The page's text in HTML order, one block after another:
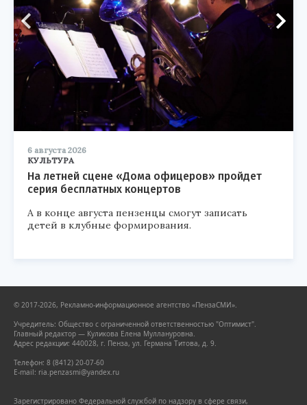
6 августа 2026
КУЛЬТУРА
На летней сцене «Дома офицеров» пройдет
серия бесплатных концертов
А в конце августа пензенцы смогут записать
детей в клубные формирования.
© 2017-2026, Рекламно-информационное агентство «ПензаСМИ».
Учредитель: Общество с ограниченной ответственностью "Оптимист".
Главный редактор — Куликова Елена Муллануровна.
Адрес редакции: 440028, г. Пенза, ул. Германа Титова, д. 9.
Телефон: 8 (8412) 20-07-60
E-mail: ria.penzasmi@yandex.ru
Зарегистрировано Федеральной службой по надзору в сфере связи,